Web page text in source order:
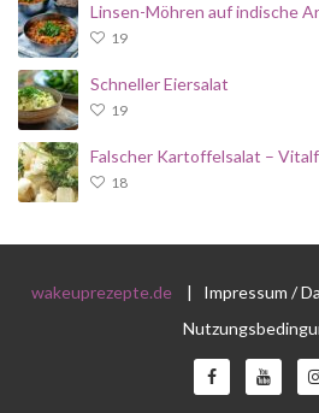
Linsen-Möhren auf indische
19
Schneller Eiersalat
19
Falscher Kartoffelsalat –
18
wakeuprezepte.de| Impressum /